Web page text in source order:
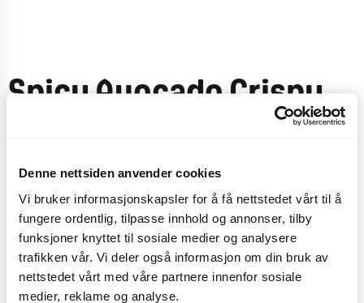
Denne nettsiden anvender cookies
Vi bruker informasjonskapsler for å få nettstedet vårt til å
fungere ordentlig, tilpasse innhold og annonser, tilby
funksjoner knyttet til sosiale medier og analysere
trafikken vår. Vi deler også informasjon om din bruk av
nettstedet vårt med våre partnere innenfor sosiale
medier, reklame og analyse.
Spicy Avocado Crispy
Burger laget av gule erter med avocado, syltet rødløk,
fersk jalapeño, sourcream 'n' onion-dressing, tomat,
smeltet cheddarost og sesambrød.
CO e